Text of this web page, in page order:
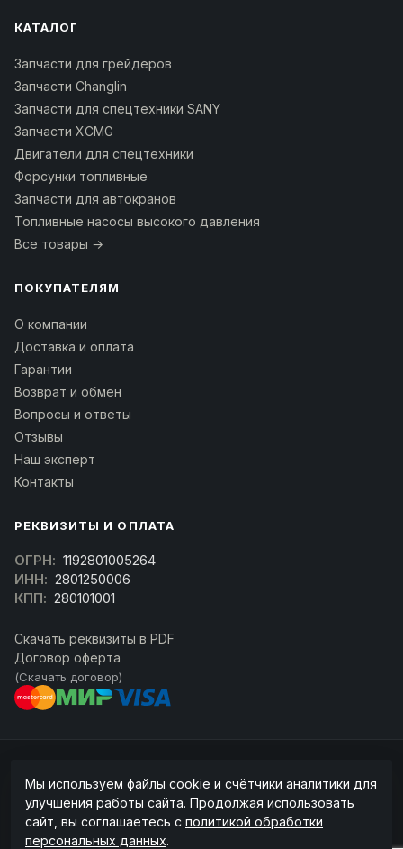
КАТАЛОГ
Запчасти для грейдеров
Запчасти Changlin
Запчасти для спецтехники SANY
Запчасти XCMG
Двигатели для спецтехники
Форсунки топливные
Запчасти для автокранов
Топливные насосы высокого давления
Все товары →
ПОКУПАТЕЛЯМ
О компании
Доставка и оплата
Гарантии
Возврат и обмен
Вопросы и ответы
Отзывы
Наш эксперт
Контакты
РЕКВИЗИТЫ И ОПЛАТА
ОГРН: 1192801005264
ИНН: 2801250006
КПП: 280101001
Скачать реквизиты в PDF
Договор оферта
(Скачать договор)
ссылка на источник обязательна.
Информация на сайте не является публичной офертой (ст. 437 ГК РФ).
Точную стоимость и наличие уточняйте у менеджера.
Мы используем файлы cookie и счётчики аналитики для
улучшения работы сайта. Продолжая использовать
сайт, вы соглашаетесь с политикой обработки
персональных данных.